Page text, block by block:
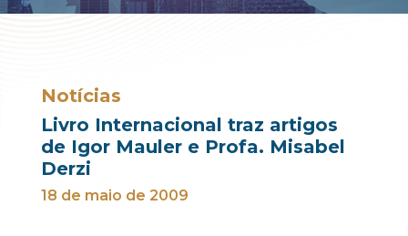
Notícias
Livro Internacional traz artigos
de Igor Mauler e Profa. Misabel
Derzi
18 de maio de 2009